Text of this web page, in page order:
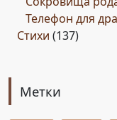
Телефон для
Стихи (137)
Метки